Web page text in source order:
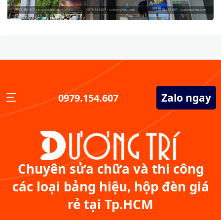
0979.154.607 Zalo ngay
Chuyên sửa chữa và thi công
các loại bảng hiệu, hộp đèn giá
rẻ tại Tp.HCM